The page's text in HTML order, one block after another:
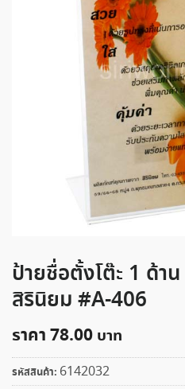
ป้ายชื่อตั้งโต๊ะ 1 ด้า
สิรินิยม #A-406
ราคา78.00
รหัสสินค้า: 6142032